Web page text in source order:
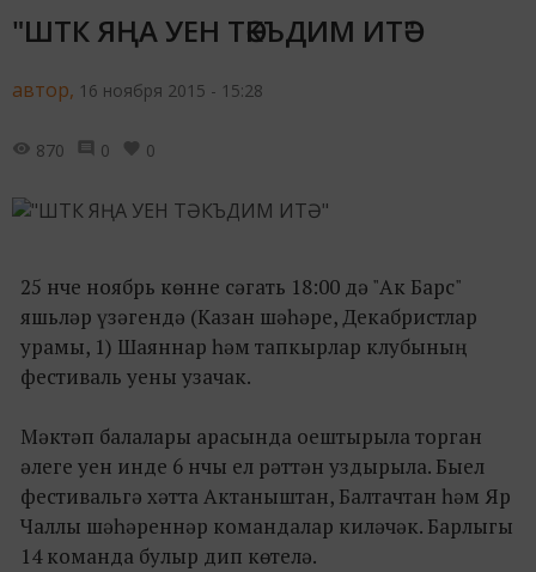
"ШТК ЯҢА УЕН ТӘКЪДИМ ИТӘ"
автор, 16 ноября 2015 - 15:28
870 0 0
25 нче ноябрь көнне сәгать 18:00 дә "Ак Барс"
яшьләр үзәгендә (Казан шәһәре, Декабристлар
урамы, 1) Шаяннар һәм тапкырлар клубының
фестиваль уены узачак.
Мәктәп балалары арасында оештырыла торган
әлеге уен инде 6 нчы ел рәттән уздырыла. Быел
фестивальгә хәтта Актаныштан, Балтачтан һәм Яр
Чаллы шәһәреннәр командалар киләчәк. Барлыгы
14 команда булыр дип көтелә.